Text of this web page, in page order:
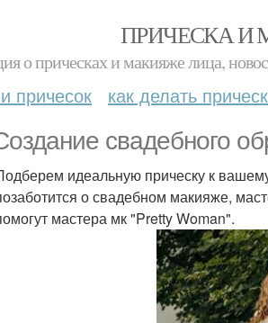
ПРИЧЕСКА И
о прическах и макияже лица,
причесок как делать
свадебного
идеальную прическу к
о свадебном макияже,
мастера мк "Pretty Woman".